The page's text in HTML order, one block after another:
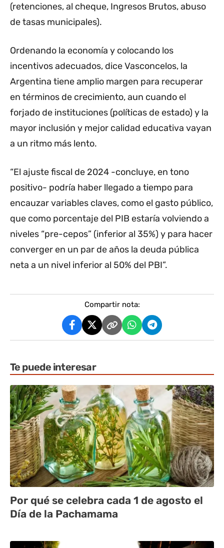
(retenciones, al cheque, Ingresos Brutos, abuso
de tasas municipales).
Ordenando la economía y colocando los
incentivos adecuados, dice Vasconcelos, la
Argentina tiene amplio margen para recuperar
en términos de crecimiento, aun cuando el
forjado de instituciones (políticas de estado) y la
mayor inclusión y mejor calidad educativa vayan
a un ritmo más lento.
“El ajuste fiscal de 2024 -concluye, en tono
positivo- podría haber llegado a tiempo para
encauzar variables claves, como el gasto público,
que como porcentaje del PIB estaría volviendo a
niveles “pre-cepos” (inferior al 35%) y para hacer
converger en un par de años la deuda pública
neta a un nivel inferior al 50% del PBI”.
Compartir nota:
Te puede interesar
Por qué se celebra cada 1 de agosto el
Día de la Pachamama